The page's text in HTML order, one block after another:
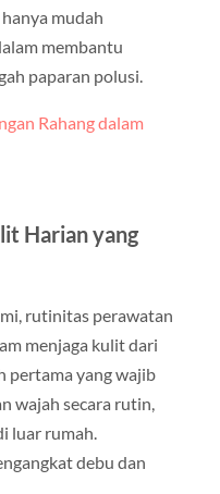
mudah
membantu
paparan polusi.
Rahang dalam
Harian yang
rutinitas perawatan
menjaga kulit dari
pertama yang wajib
wajah secara rutin,
luar rumah.
debu dan